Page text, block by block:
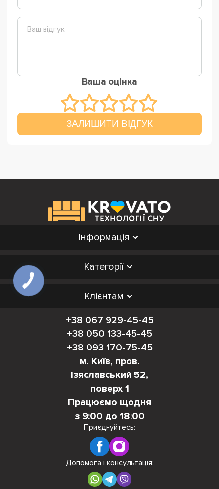
Ваша оцінка
ЗАЛИШИТИ ВІДГУК
Інформація
Категорії
Клієнтам
+38 067 929-45-45
+38 050 133-45-45
+38 093 170-75-45
м. Київ, пров.
Ізяславський 52,
поверх 1
Працюємо щодня
з 9:00 до 18:00
Приєднуйтесь:
Допомога і консультація: